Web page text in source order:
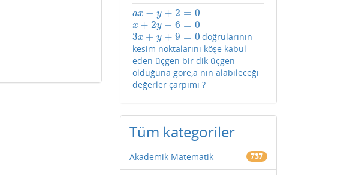
ax − y + 2 = 0
ax− y+ 2= 0
x + 2y − 6 = 0
x+2y −6= 0
3x + y + 9 = 0
3x+ y+ 9= 0
doğrularının
kesim noktalarını köşe kabul
eden üçgen bir dik üçgen
olduğuna göre,a nın alabileceği
değerler çarpımı ?
Tüm kategoriler
Akademik Matematik 737